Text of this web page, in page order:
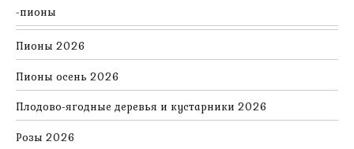
пионы
Пионы 2026
Пионы осень 2026
Плодово-ягодные деревья и кустарники 2026
Розы 2026